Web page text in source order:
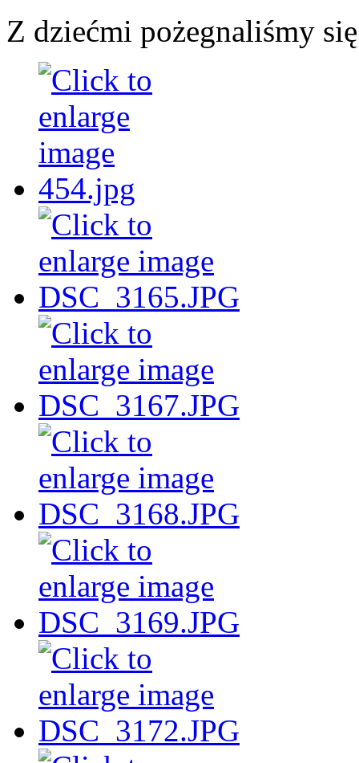
Z dziećmi pożegnaliśmy